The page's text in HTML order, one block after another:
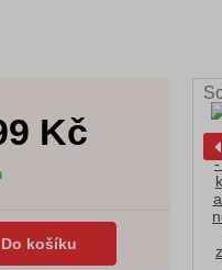
Kč
Do košíku